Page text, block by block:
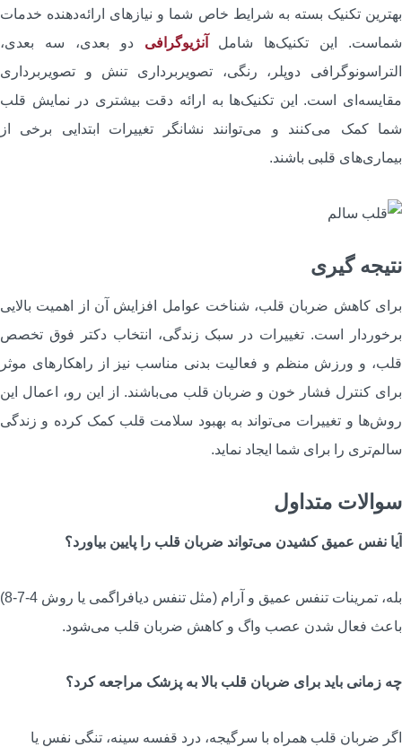
تکنیک بسته به شرایط خاص شما و نیازهای ارائه‌دهنده خدمات
این تکنیک‌ها شامل
آنژیوگرافیدو بعدی، سه بعدی،
دوپلر، رنگی، تصویربرداری تنش و تصویربرداری
است. این تکنیک‌ها به ارائه دقت بیشتری در نمایش قلب
کمک می‌کنند و می‌توانند نشانگر تغییرات ابتدایی برخی از
قلبی باشند.
گیری
کاهش ضربان قلب، شناخت عوامل افزایش آن از اهمیت بالایی
است. تغییرات در سبک زندگی، انتخاب دکتر فوق تخصص
و ورزش منظم و فعالیت بدنی مناسب نیز از راهکارهای موثر
کنترل فشار خون و ضربان قلب می‌باشند. از این رو، اعمال این
و تغییرات می‌تواند به بهبود سلامت قلب کمک کرده و زندگی
را برای شما ایجاد نماید.
متداول
نفس عمیق کشیدن می‌تواند ضربان قلب را پایین بیاورد؟
بله، تمرینات تنفس عمیق و آرام (مثل تنفس دیافراگمی یا روش 4-7-8)
فعال شدن عصب واگ و کاهش ضربان قلب می‌شود.
زمانی باید برای ضربان قلب بالا به پزشک مراجعه کرد؟
ضربان قلب همراه با سرگیجه، درد قفسه سینه، تنگی نفس یا